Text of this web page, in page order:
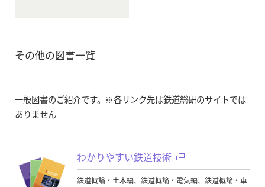
その他の図書一覧
一般図書のご紹介です。※各リンク先は鉄道総研のサイトでは
ありません
わかりやすい鉄道技術
鉄道概論・土木編、鉄道概論・電気編、鉄道概論・車